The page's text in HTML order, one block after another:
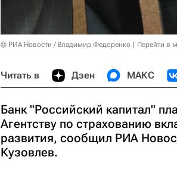
© РИА Новости / Владимир Федоренко Перейти в
Читать в Дзен МАКС
Банк "Российский капитал"
Агентству по страхованию
развития, сообщил РИА
Кузовлев.